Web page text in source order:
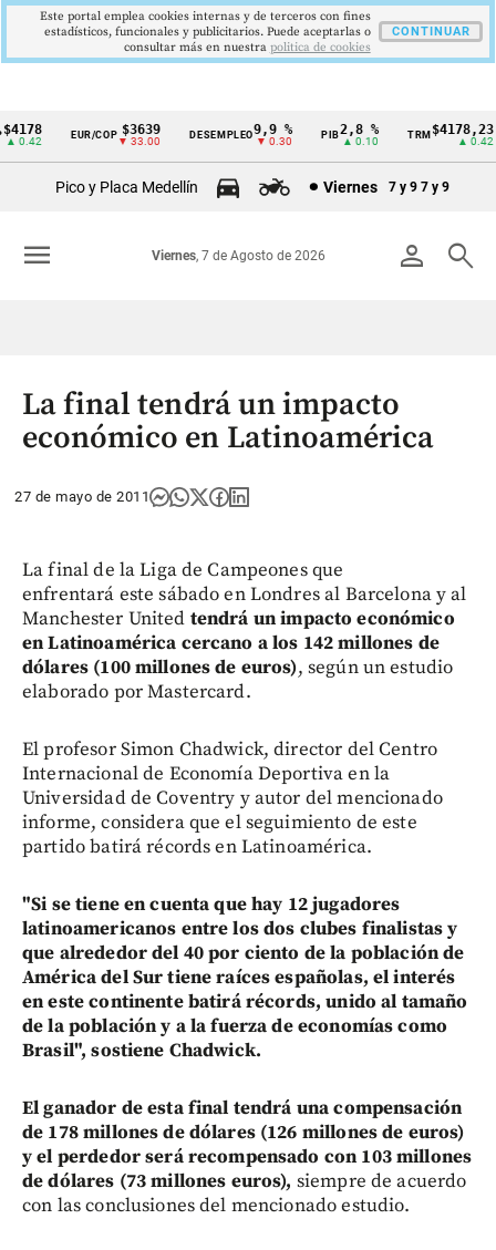
Cintillo
Colombia
EUR/COP $3639
▼ 33.00
DESEMPLEO 9,9 %
▼ 0.30
PIB2,8 %
▲ 0.10
TRM$4178,23
▲ 0.42
Pico y Placa Medellín Viernes 7 y 9 7 y 9
person search
Viernes, 7 de Agosto de 2026
menu
La final tendrá un impacto
económico en Latinoamérica
27 de mayo de 2011
La final de la Liga de Campeones que
enfrentará este sábado en Londres al Barcelona y al
Manchester United tendrá un impacto económico
en Latinoamérica cercano a los 142 millones de
dólares (100 millones de euros), según un estudio
elaborado por Mastercard.
El profesor Simon Chadwick, director del Centro
Internacional de Economía Deportiva en la
Universidad de Coventry y autor del mencionado
informe, considera que el seguimiento de este
partido batirá récords en Latinoamérica.
"Si se tiene en cuenta que hay 12 jugadores
latinoamericanos entre los dos clubes finalistas y
que alrededor del 40 por ciento de la población de
América del Sur tiene raíces españolas, el interés
en este continente batirá récords, unido al tamaño
de la población y a la fuerza de economías como
Brasil", sostiene Chadwick.
El ganador de esta final tendrá una compensación
de 178 millones de dólares (126 millones de euros)
y el perdedor será recompensado con 103 millones
de dólares (73 millones euros), siempre de acuerdo
con las conclusiones del mencionado estudio.
Este portal emplea cookies internas y de terceros con fines
estadísticos, funcionales y publicitarios. Puede aceptarlas o
consultar más en nuestra politica de cookies
CONTINUAR